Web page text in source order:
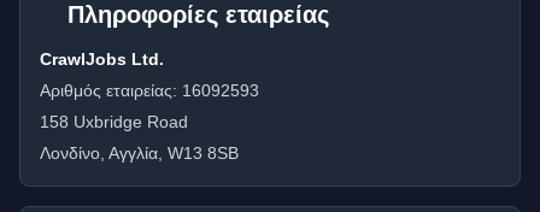
Πληροφορίες εταιρείας
CrawlJobs Ltd.
Αριθμός εταιρείας: 16092593
158 Uxbridge Road
Λονδίνο, Αγγλία, W13 8SB